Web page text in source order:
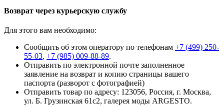
Возврат через курьерскую службу
Для этого вам необходимо:
Сообщить об этом оператору по телефонам +7 (499) 250-
55-03, +7 (985) 009-88-89.
Отправить по электронной почте заполненное
заявление на возврат и копию страницы вашего
паспорта (разворот с фотографией)
Отправить товар по адресу: 123056, Россия, г. Москва,
ул. Б. Грузинская 61с2, галерея моды ARGESTO.